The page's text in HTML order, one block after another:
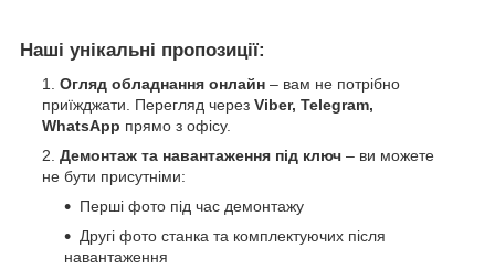
Наші унікальні пропозиції:
Огляд обладнання онлайн – вам не потрібно
приїжджати. Перегляд через Viber, Telegram,
WhatsApp прямо з офісу.
Демонтаж та навантаження під ключ – ви можете
не бути присутніми:
Перші фото під час демонтажу
Другі фото станка та комплектуючих після
навантаження